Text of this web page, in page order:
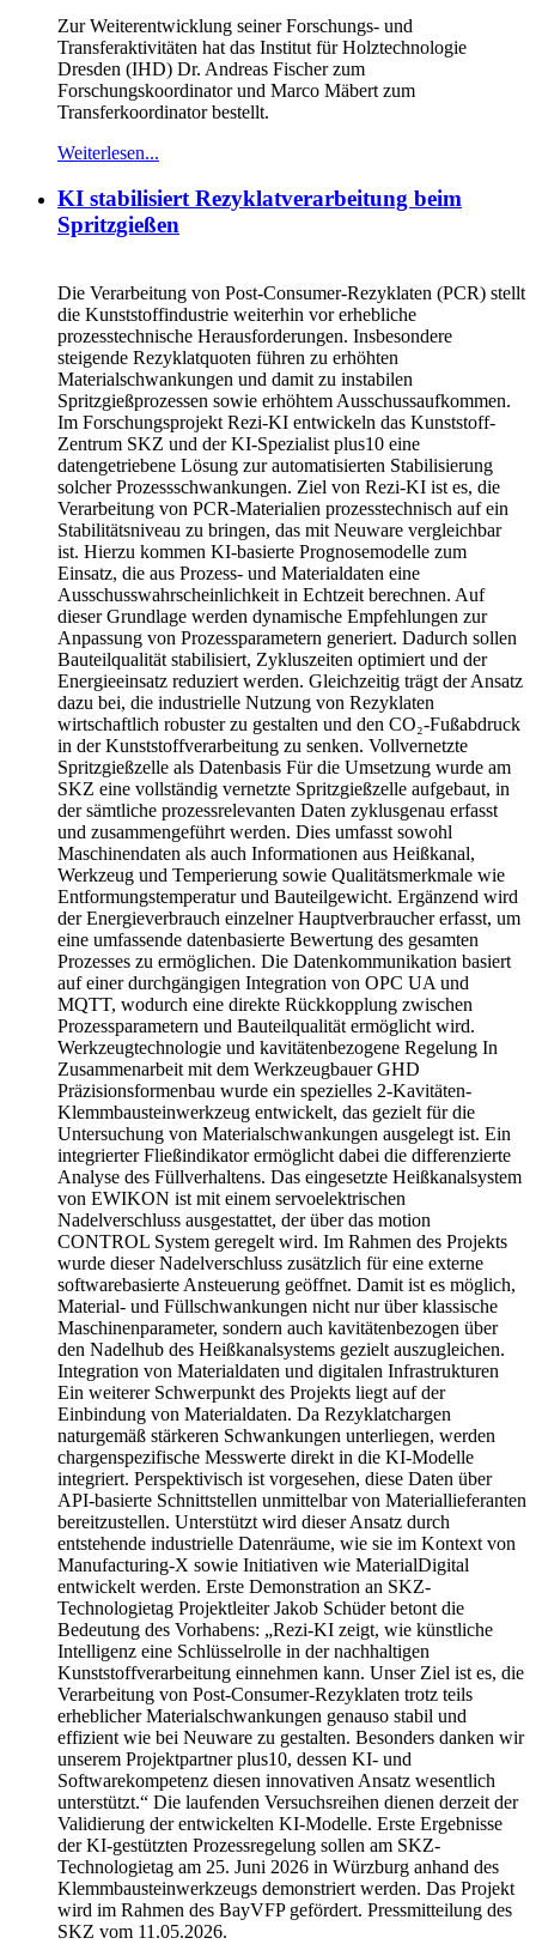
Zur Weiterentwicklung seiner Forschungs- und
Transferaktivitäten hat das Institut für Holztechnologie
Dresden (IHD) Dr. Andreas Fischer zum
Forschungskoordinator und Marco Mäbert zum
Transferkoordinator bestellt.
Weiterlesen...
KI stabilisiert Rezyklatverarbeitung beim
Spritzgießen
Die Verarbeitung von Post-Consumer-Rezyklaten (PCR) stellt
die Kunststoffindustrie weiterhin vor erhebliche
prozesstechnische Herausforderungen. Insbesondere
steigende Rezyklatquoten führen zu erhöhten
Materialschwankungen und damit zu instabilen
Spritzgießprozessen sowie erhöhtem Ausschussaufkommen.
Im Forschungsprojekt Rezi-KI entwickeln das Kunststoff-
Zentrum SKZ und der KI-Spezialist plus10 eine
datengetriebene Lösung zur automatisierten Stabilisierung
solcher Prozessschwankungen. Ziel von Rezi-KI ist es, die
Verarbeitung von PCR-Materialien prozesstechnisch auf ein
Stabilitätsniveau zu bringen, das mit Neuware vergleichbar
ist. Hierzu kommen KI-basierte Prognosemodelle zum
Einsatz, die aus Prozess- und Materialdaten eine
Ausschusswahrscheinlichkeit in Echtzeit berechnen. Auf
dieser Grundlage werden dynamische Empfehlungen zur
Anpassung von Prozessparametern generiert. Dadurch sollen
Bauteilqualität stabilisiert, Zykluszeiten optimiert und der
Energieeinsatz reduziert werden. Gleichzeitig trägt der Ansatz
dazu bei, die industrielle Nutzung von Rezyklaten
wirtschaftlich robuster zu gestalten und den CO₂-Fußabdruck
in der Kunststoffverarbeitung zu senken. Vollvernetzte
Spritzgießzelle als Datenbasis Für die Umsetzung wurde am
SKZ eine vollständig vernetzte Spritzgießzelle aufgebaut, in
der sämtliche prozessrelevanten Daten zyklusgenau erfasst
und zusammengeführt werden. Dies umfasst sowohl
Maschinendaten als auch Informationen aus Heißkanal,
Werkzeug und Temperierung sowie Qualitätsmerkmale wie
Entformungstemperatur und Bauteilgewicht. Ergänzend wird
der Energieverbrauch einzelner Hauptverbraucher erfasst, um
eine umfassende datenbasierte Bewertung des gesamten
Prozesses zu ermöglichen. Die Datenkommunikation basiert
auf einer durchgängigen Integration von OPC UA und
MQTT, wodurch eine direkte Rückkopplung zwischen
Prozessparametern und Bauteilqualität ermöglicht wird.
Werkzeugtechnologie und kavitätenbezogene Regelung In
Zusammenarbeit mit dem Werkzeugbauer GHD
Präzisionsformenbau wurde ein spezielles 2-Kavitäten-
Klemmbausteinwerkzeug entwickelt, das gezielt für die
Untersuchung von Materialschwankungen ausgelegt ist. Ein
integrierter Fließindikator ermöglicht dabei die differenzierte
Analyse des Füllverhaltens. Das eingesetzte Heißkanalsystem
von EWIKON ist mit einem servoelektrischen
Nadelverschluss ausgestattet, der über das motion
CONTROL System geregelt wird. Im Rahmen des Projekts
wurde dieser Nadelverschluss zusätzlich für eine externe
softwarebasierte Ansteuerung geöffnet. Damit ist es möglich,
Material- und Füllschwankungen nicht nur über klassische
Maschinenparameter, sondern auch kavitätenbezogen über
den Nadelhub des Heißkanalsystems gezielt auszugleichen.
Integration von Materialdaten und digitalen Infrastrukturen
Ein weiterer Schwerpunkt des Projekts liegt auf der
Einbindung von Materialdaten. Da Rezyklatchargen
naturgemäß stärkeren Schwankungen unterliegen, werden
chargenspezifische Messwerte direkt in die KI-Modelle
integriert. Perspektivisch ist vorgesehen, diese Daten über
API-basierte Schnittstellen unmittelbar von Materiallieferanten
bereitzustellen. Unterstützt wird dieser Ansatz durch
entstehende industrielle Datenräume, wie sie im Kontext von
Manufacturing-X sowie Initiativen wie MaterialDigital
entwickelt werden. Erste Demonstration an SKZ-
Technologietag Projektleiter Jakob Schüder betont die
Bedeutung des Vorhabens: „Rezi-KI zeigt, wie künstliche
Intelligenz eine Schlüsselrolle in der nachhaltigen
Kunststoffverarbeitung einnehmen kann. Unser Ziel ist es, die
Verarbeitung von Post-Consumer-Rezyklaten trotz teils
erheblicher Materialschwankungen genauso stabil und
effizient wie bei Neuware zu gestalten. Besonders danken wir
unserem Projektpartner plus10, dessen KI- und
Softwarekompetenz diesen innovativen Ansatz wesentlich
unterstützt.“ Die laufenden Versuchsreihen dienen derzeit der
Validierung der entwickelten KI-Modelle. Erste Ergebnisse
der KI-gestützten Prozessregelung sollen am SKZ-
Technologietag am 25. Juni 2026 in Würzburg anhand des
Klemmbausteinwerkzeugs demonstriert werden. Das Projekt
wird im Rahmen des BayVFP gefördert. Pressmitteilung des
SKZ vom 11.05.2026.